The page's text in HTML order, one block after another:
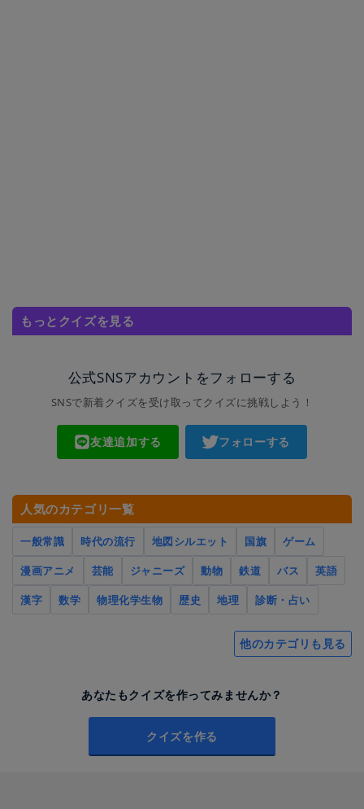
もっとクイズを見る
公式SNSアカウントをフォローする
SNSで新着クイズを受け取ってクイズに挑戦しよう！
友達追加する フォローする
人気のカテゴリ一覧
一般常識 時代の流行 地図シルエット 国旗
ゲーム
漫画アニメ
芸能 ジャニーズ 動物 鉄道 バス
英語
漢字
数学 物理化学生物 歴史 地理 診断・占い
他のカテゴリも見る
あなたもクイズを作ってみませんか？
クイズを作る